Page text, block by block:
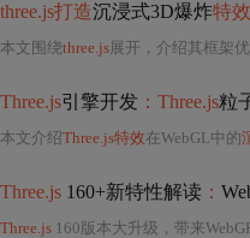
three.js打造沉浸式3D爆炸特效
本文围绕three.js 展开，介绍其框架优
Three.js引擎开发 ：Three.js粒
本文介绍Three.js特效在WebGL中的
Three.js 160+新特性解读 ：
Three.js 160版本大升级，带来